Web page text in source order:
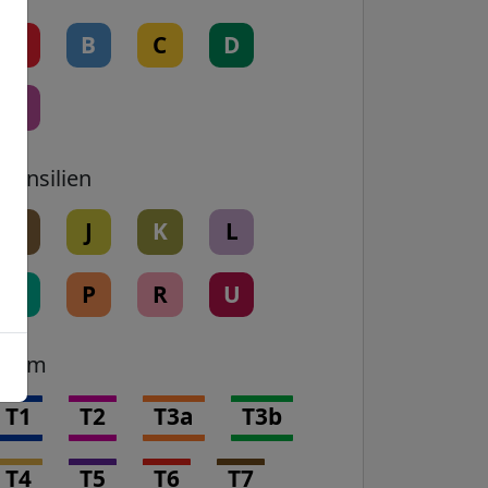
B C D
J K L
P R U
T1 T2 T3a T3b
T4 T5 T6 T7